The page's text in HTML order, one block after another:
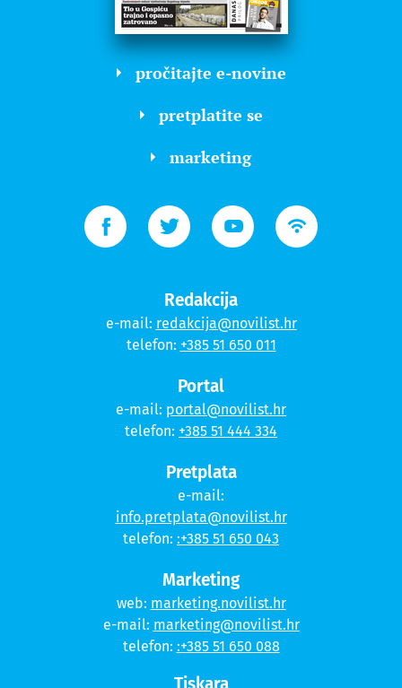
pročitajte e-novine
pretplatite se
marketing
Redakcija
e-mail: redakcija@novilist.hr
telefon: +385 51 650 011
Portal
e-mail: portal@novilist.hr
telefon: +385 51 444 334
Pretplata
e-mail:
info.pretplata@novilist.hr
telefon: :+385 51 650 043
Marketing
web: marketing.novilist.hr
e-mail: marketing@novilist.hr
telefon: :+385 51 650 088